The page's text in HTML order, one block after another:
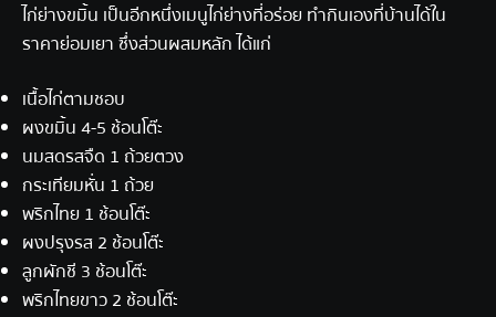
ไก่ย่างขมิ้น เป็นอีกหนึ่งเมนูไก่ย่างที่อร่อย ทำกินเองที่บ้านได้ใน
ราคาย่อมเยา ซึ่งส่วนผสมหลัก ได้แก่
เนื้อไก่ตามชอบ
ผงขมิ้น 4-5 ช้อนโต๊ะ
นมสดรสจืด 1 ถ้วยตวง
กระเทียมหั่น 1 ถ้วย
พริกไทย 1 ช้อนโต๊ะ
ผงปรุงรส 2 ช้อนโต๊ะ
ลูกผักชี 3 ช้อนโต๊ะ
พริกไทยขาว 2 ช้อนโต๊ะ